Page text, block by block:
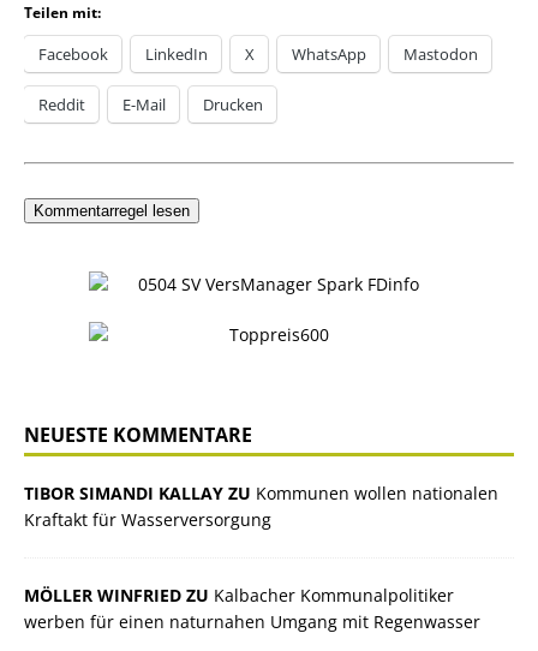
Teilen mit:
Facebook LinkedIn X WhatsApp Mastodon
Reddit E-Mail Drucken
Kommentarregel lesen
NEUESTE KOMMENTARE
TIBOR SIMANDI KALLAY ZU Kommunen wollen nationalen
Kraftakt für Wasserversorgung
MÖLLER WINFRIED ZU Kalbacher Kommunalpolitiker
werben für einen naturnahen Umgang mit Regenwasser